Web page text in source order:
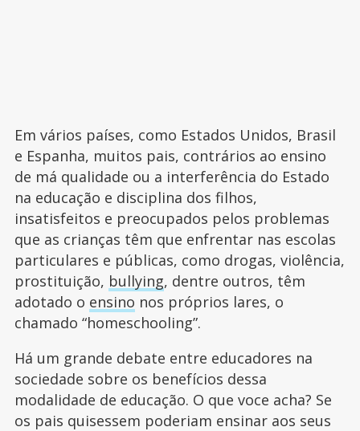
Em vários países, como Estados Unidos, Brasil
e Espanha, muitos pais, contrários ao ensino
de má qualidade ou a interferência do Estado
na educação e disciplina dos filhos,
insatisfeitos e preocupados pelos problemas
que as crianças têm que enfrentar nas escolas
particulares e públicas, como drogas, violência,
prostituição, bullying, dentre outros, têm
adotado o ensino nos próprios lares, o
chamado “homeschooling”.
Há um grande debate entre educadores na
sociedade sobre os benefícios dessa
modalidade de educação. O que voce acha? Se
os pais quisessem poderiam ensinar aos seus